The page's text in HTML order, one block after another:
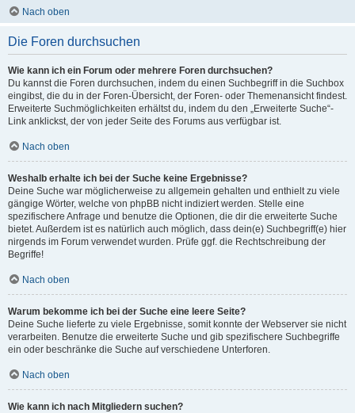
Nach oben
Die Foren durchsuchen
Wie kann ich ein Forum oder mehrere Foren durchsuchen?
Du kannst die Foren durchsuchen, indem du einen Suchbegriff in die Suchbox
eingibst, die du in der Foren-Übersicht, der Foren- oder Themenansicht findest.
Erweiterte Suchmöglichkeiten erhältst du, indem du den „Erweiterte Suche“-
Link anklickst, der von jeder Seite des Forums aus verfügbar ist.
Nach oben
Weshalb erhalte ich bei der Suche keine Ergebnisse?
Deine Suche war möglicherweise zu allgemein gehalten und enthielt zu viele
gängige Wörter, welche von phpBB nicht indiziert werden. Stelle eine
spezifischere Anfrage und benutze die Optionen, die dir die erweiterte Suche
bietet. Außerdem ist es natürlich auch möglich, dass dein(e) Suchbegriff(e) hier
nirgends im Forum verwendet wurden. Prüfe ggf. die Rechtschreibung der
Begriffe!
Nach oben
Warum bekomme ich bei der Suche eine leere Seite?
Deine Suche lieferte zu viele Ergebnisse, somit konnte der Webserver sie nicht
verarbeiten. Benutze die erweiterte Suche und gib spezifischere Suchbegriffe
ein oder beschränke die Suche auf verschiedene Unterforen.
Nach oben
Wie kann ich nach Mitgliedern suchen?